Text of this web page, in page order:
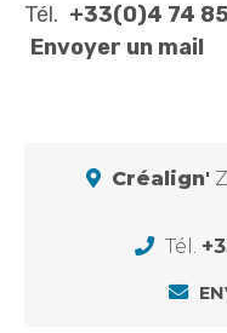
Tél. +33(0)4 74
Envoyer un mail
Créalign'
Tél.